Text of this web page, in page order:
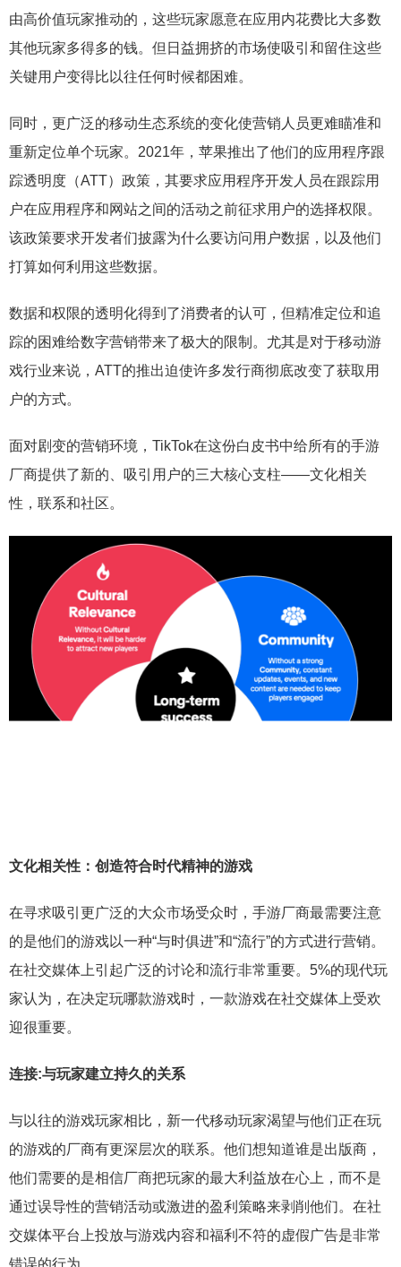
由高价值玩家推动的，这些玩家愿意在应用内花费比大多数
其他玩家多得多的钱。但日益拥挤的市场使吸引和留住这些
关键用户变得比以往任何时候都困难。
同时，更广泛的移动生态系统的变化使营销人员更难瞄准和
重新定位单个玩家。2021年，苹果推出了他们的应用程序跟
踪透明度（ATT）政策，其要求应用程序开发人员在跟踪用
户在应用程序和网站之间的活动之前征求用户的选择权限。
该政策要求开发者们披露为什么要访问用户数据，以及他们
打算如何利用这些数据。
数据和权限的透明化得到了消费者的认可，但精准定位和追
踪的困难给数字营销带来了极大的限制。尤其是对于移动游
戏行业来说，ATT的推出迫使许多发行商彻底改变了获取用
户的方式。
面对剧变的营销环境，TikTok在这份白皮书中给所有的手游
厂商提供了新的、吸引用户的三大核心支柱——文化相关
性，联系和社区。
文化相关性：创造符合时代精神的游戏
在寻求吸引更广泛的大众市场受众时，手游厂商最需要注意
的是他们的游戏以一种“与时俱进”和“流行”的方式进行营销。
在社交媒体上引起广泛的讨论和流行非常重要。5%的现代玩
家认为，在决定玩哪款游戏时，一款游戏在社交媒体上受欢
迎很重要。
连接:与玩家建立持久的关系
与以往的游戏玩家相比，新一代移动玩家渴望与他们正在玩
的游戏的厂商有更深层次的联系。他们想知道谁是出版商，
他们需要的是相信厂商把玩家的最大利益放在心上，而不是
通过误导性的营销活动或激进的盈利策略来剥削他们。在社
交媒体平台上投放与游戏内容和福利不符的虚假广告是非常